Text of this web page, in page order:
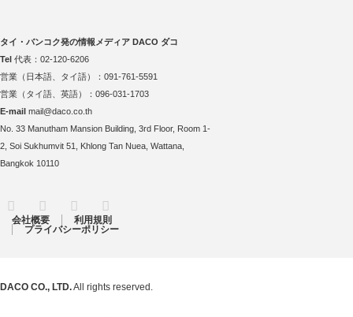
タイ・バンコク発の情報メディア DACO ダコ
Tel 代表：02-120-6206
営業（日本語、タイ語）：091-761-5591
営業（タイ語、英語）：096-031-1703
E-mail mail@daco.co.th
No. 33 Manutham Mansion Building, 3rd Floor, Room 1-
2, Soi Sukhumvit 51, Khlong Tan Nuea, Wattana,
Bangkok 10110
Twitter FacebookInstagram
会社概要
利用規則
プライバシーポリシー
DACO CO., LTD.All rights reserved.